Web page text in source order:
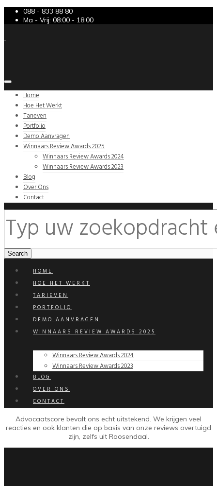
088 - 833 88 80
Ma - Vrij: 08:00 - 18:00
Home
Hoe Het Werkt
Tarieven
Portfolio
Demo Aanvragen
Winnaars Review Awards 2025
Winnaars Review Awards 2024
Winnaars Review Awards 2023
Blog
Over Ons
Contact
HOME
HOE HET WERKT
TARIEVEN
PORTFOLIO
DEMO AANVRAGEN
WINNAARS REVIEW AWARDS 2025
Winnaars Review Awards 2024
Winnaars Review Awards 2023
BLOG
OVER ONS
CONTACT
Advocaatscore bevalt ons echt uitstekend. We krijgen veel
reacties en ook klanten die op basis van onze reviews overtuigd
zijn, zelfs uit Roosendaal.